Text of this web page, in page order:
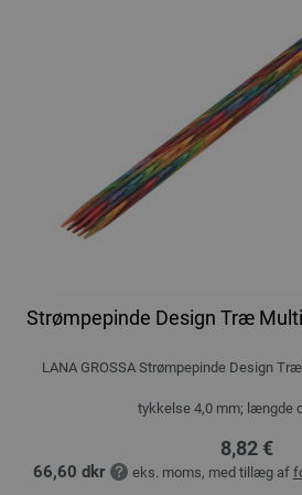
Strømpepinde Design Træ
LANA GROSSA Strømpepinde Design
tykkelse 4,0 mm; længde
8,82 €
66,60 dkr eks. moms, med tillæg af